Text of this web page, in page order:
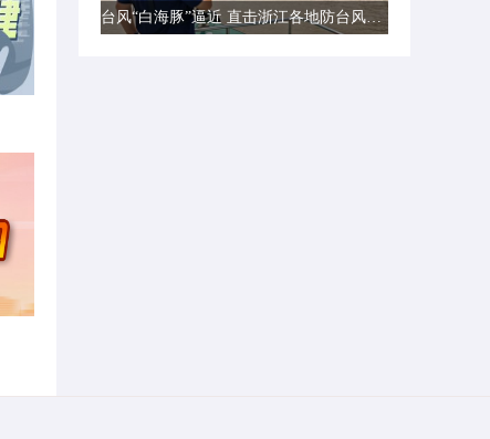
台风“白海豚”逼近 直击浙江各地防台风一线现场